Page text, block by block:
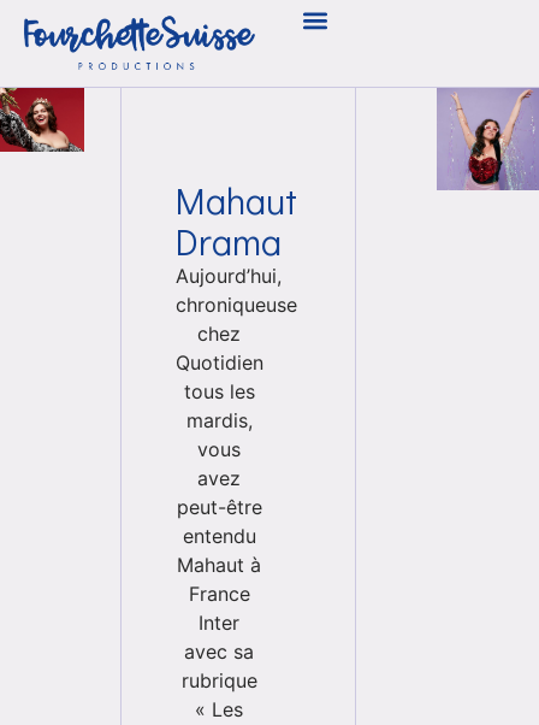
Mahaut
Drama
Aujourd’hui,
chroniqueuse
chez
Quotidien
tous les
mardis,
vous
avez
peut-être
entendu
Mahaut à
France
Inter
avec sa
rubrique
« Les